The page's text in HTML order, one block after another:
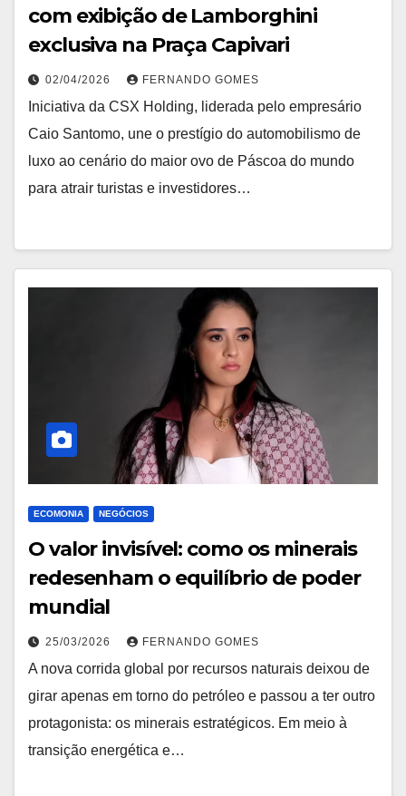
com exibição de Lamborghini
exclusiva na Praça Capivari
02/04/2026 FERNANDO GOMES
Iniciativa da CSX Holding, liderada pelo empresário
Caio Santomo, une o prestígio do automobilismo de
luxo ao cenário do maior ovo de Páscoa do mundo
para atrair turistas e investidores…
ECOMONIA NEGÓCIOS
O valor invisível: como os minerais
redesenham o equilíbrio de poder
mundial
25/03/2026 FERNANDO GOMES
A nova corrida global por recursos naturais deixou de
girar apenas em torno do petróleo e passou a ter outro
protagonista: os minerais estratégicos. Em meio à
transição energética e…